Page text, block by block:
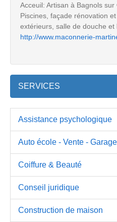
Acceuil: Artisan à Bagnols
Piscines, façade rénovation
extérieurs, salle de douche et
http://www.maconnerie-
SERVICES
Assistance psychologique
Auto école - Vente - Garage
Coiffure & Beauté
Conseil juridique
Construction de maison